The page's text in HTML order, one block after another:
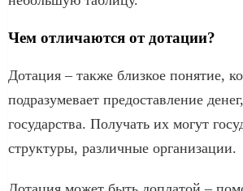
Чем отличаются от дотации?
Дотация – также близкое понятие,
подразумевает предоставление
государства. Получать их могут
структуры, различные организации.